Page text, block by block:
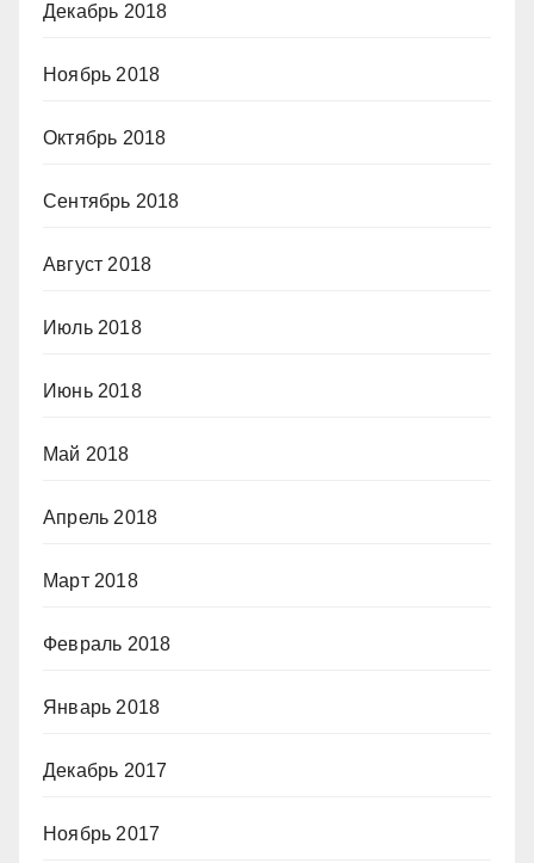
Декабрь 2018
Ноябрь 2018
Октябрь 2018
Сентябрь 2018
Август 2018
Июль 2018
Июнь 2018
Май 2018
Апрель 2018
Март 2018
Февраль 2018
Январь 2018
Декабрь 2017
Ноябрь 2017